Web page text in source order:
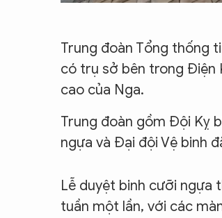
Trung đoàn Tổng thống
có trụ sở bên trong Điện
cao của Nga.
Trung đoàn gồm Đội Kỵ
ngựa và Đại đội Vệ binh
Lễ duyệt binh cưỡi
tuần một lần, với các